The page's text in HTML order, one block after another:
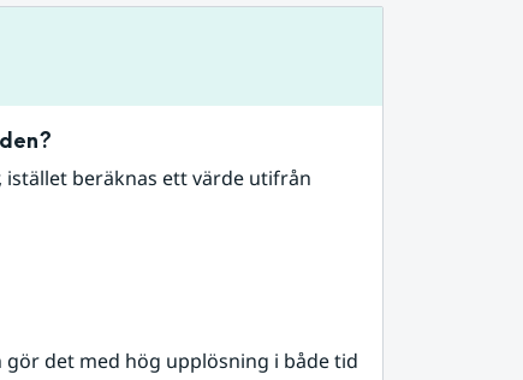
beräknas ett värde utifrån
det med hög upplösning i både tid